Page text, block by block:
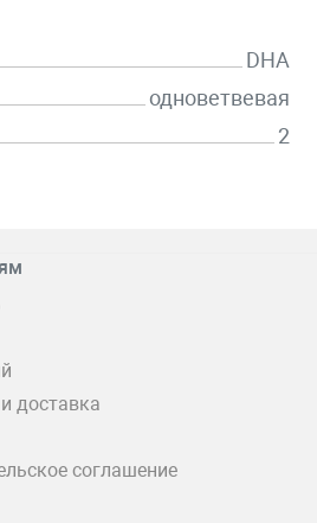
DHA
одноветвевая
2
доставка
соглашение